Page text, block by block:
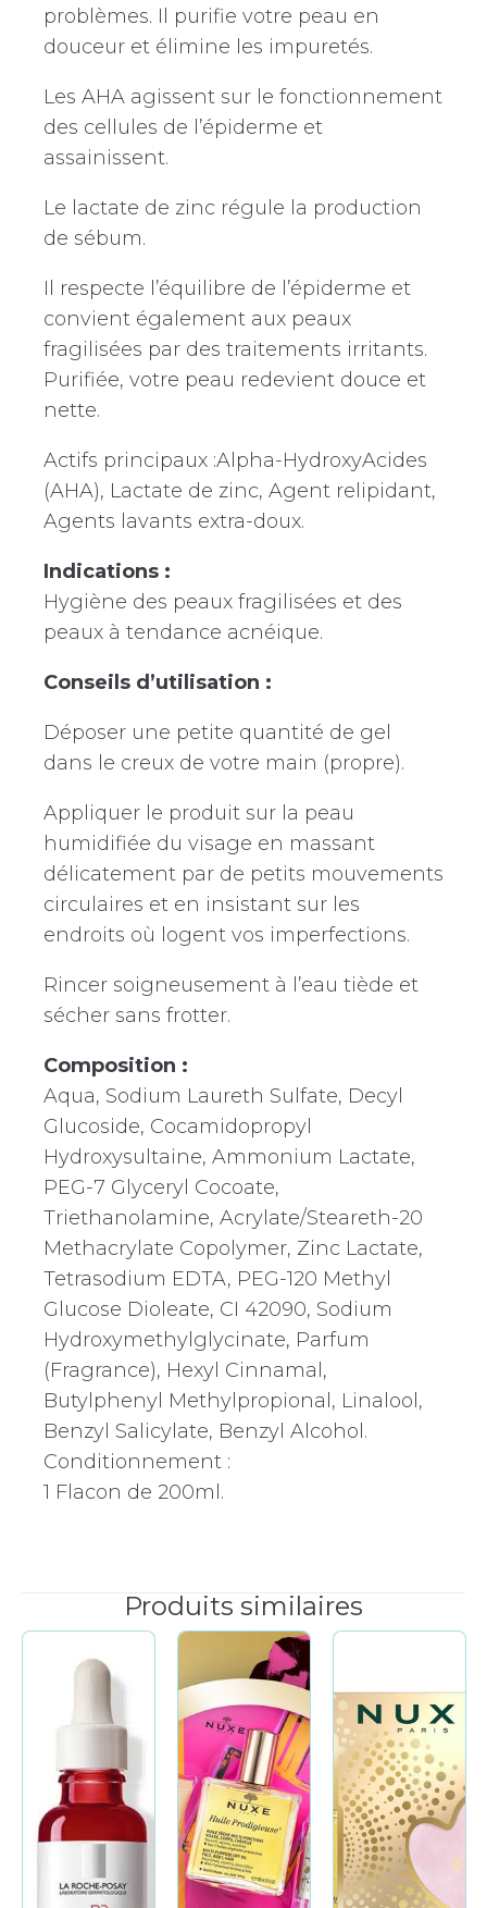
problèmes. Il purifie votre peau en
douceur et élimine les impuretés.
Les AHA agissent sur le fonctionnement
des cellules de l’épiderme et
assainissent.
Le lactate de zinc régule la production
de sébum.
Il respecte l’équilibre de l’épiderme et
convient également aux peaux
fragilisées par des traitements irritants.
Purifiée, votre peau redevient douce et
nette.
Actifs principaux :Alpha-HydroxyAcides
(AHA), Lactate de zinc, Agent relipidant,
Agents lavants extra-doux.
Indications :
Hygiène des peaux fragilisées et des
peaux à tendance acnéique.
Conseils d’utilisation :
Déposer une petite quantité de gel
dans le creux de votre main (propre).
Appliquer le produit sur la peau
humidifiée du visage en massant
délicatement par de petits mouvements
circulaires et en insistant sur les
endroits où logent vos imperfections.
Rincer soigneusement à l’eau tiède et
sécher sans frotter.
Composition :
Aqua, Sodium Laureth Sulfate, Decyl
Glucoside, Cocamidopropyl
Hydroxysultaine, Ammonium Lactate,
PEG-7 Glyceryl Cocoate,
Triethanolamine, Acrylate/Steareth-20
Methacrylate Copolymer, Zinc Lactate,
Tetrasodium EDTA, PEG-120 Methyl
Glucose Dioleate, CI 42090, Sodium
Hydroxymethylglycinate, Parfum
(Fragrance), Hexyl Cinnamal,
Butylphenyl Methylpropional, Linalool,
Benzyl Salicylate, Benzyl Alcohol.
Conditionnement :
1 Flacon de 200ml.
Produits similaires